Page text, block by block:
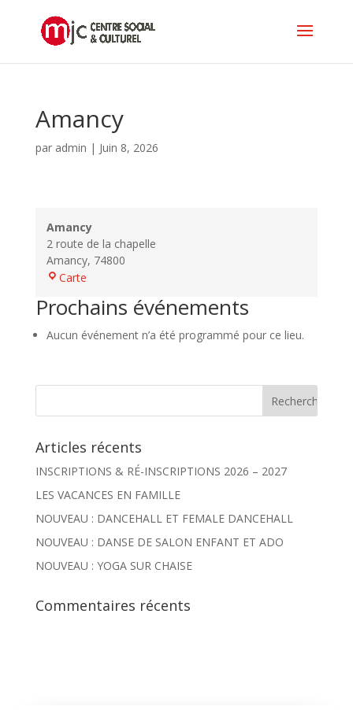
Amancy
par admin | Juin 8, 2026
Amancy
2 route de la chapelle
Amancy, 74800
CarteAmancy
Prochains événements
Aucun événement n’a été programmé pour ce lieu.
Articles récents
INSCRIPTIONS & RÉ-INSCRIPTIONS 2026 – 2027
LES VACANCES EN FAMILLE
NOUVEAU : DANCEHALL ET FEMALE DANCEHALL
NOUVEAU : DANSE DE SALON ENFANT ET ADO
NOUVEAU : YOGA SUR CHAISE
Commentaires récents